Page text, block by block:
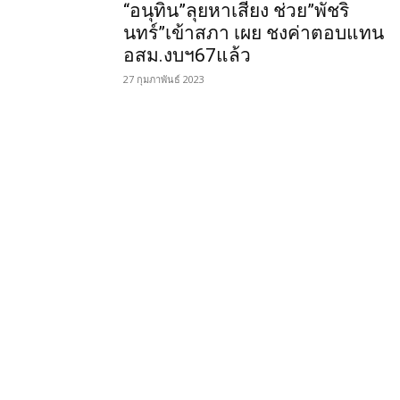
“อนุทิน”ลุยหาเสียง ช่วย”พัชริ
นทร์”เข้าสภา เผย ชงค่าตอบแทน
อสม.งบฯ67แล้ว
27 กุมภาพันธ์ 2023